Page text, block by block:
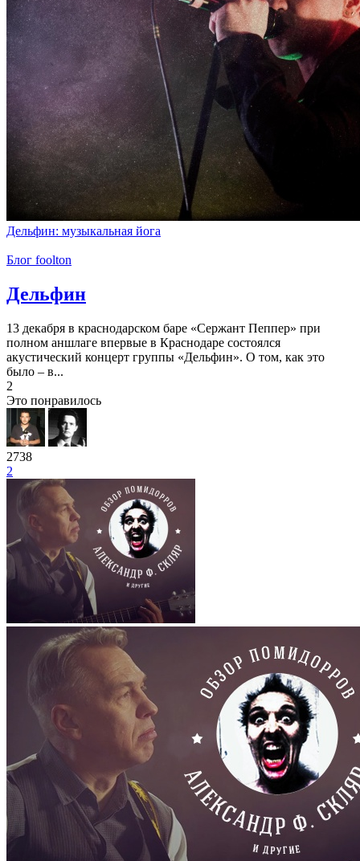
Дельфин: музыкальная йога
Блог foolton
Дельфин
13 декабря в краснодарском баре «Сержант Пеппер» при
полном аншлаге впервые в Краснодаре состоялся
акустический концерт группы «Дельфин». О том, как это
было – в...
2
Это понравилось
2738
2